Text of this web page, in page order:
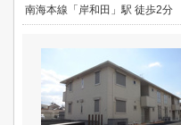
南海本線「岸和田」駅 徒歩2分